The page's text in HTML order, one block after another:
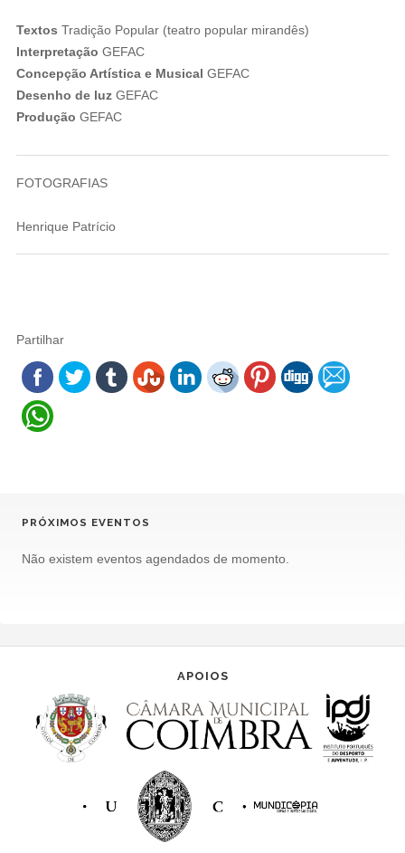
Textos Tradição Popular (teatro popular mirandês)
Interpretação GEFAC
Concepção Artística e Musical GEFAC
Desenho de luzGEFAC
Produção GEFAC
FOTOGRAFIAS
Henrique Patrício
Partilhar
PRÓXIMOS EVENTOS
Não existem eventos agendados de momento.
APOIOS